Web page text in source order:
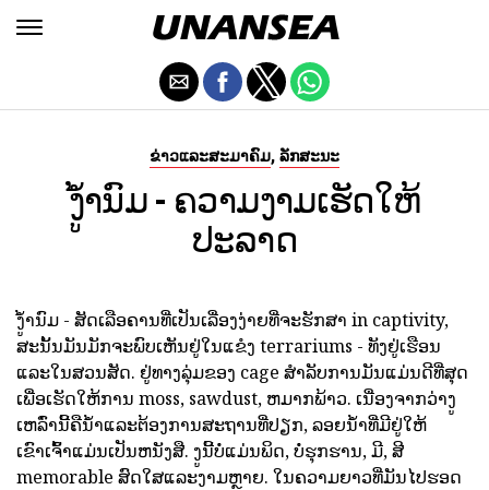
ຂ່າວແລະສະມາຄົມ, ລັກສະນະ
ງູ້ໍານົມ - ຄວາມງາມເຮັດໃຫ້
ປະລາດ
ງູ້ໍານົມ - ສັດເລືອຄານທີ່ເປັນເລື່ອງງ່າຍທີ່ຈະຮັກສາ in captivity,
ສະນັ້ນມັນມັກຈະພົບເຫັນຢູ່ໃນແຂໍງ terrariums - ທັງຢູ່ເຮືອນ
ແລະໃນສວນສັດ. ຢູ່ທາງລຸ່ມຂອງ cage ສໍາລັບການມັນແມ່ນດີທີ່ສຸດ
ເພື່ອເຮັດໃຫ້ການ moss, sawdust, ຫມາກພ້າວ. ເນື່ອງຈາກວ່າງູ
ເຫລົ່ານີ້ຄືນ້ໍາແລະຕ້ອງການສະຖານທີ່ປຽກ, ລອຍນ້ໍາທີ່ມີຢູ່ໃຫ້
ເຂົາເຈົ້າແມ່ນເປັນຫນັງສື. ງູນີ້ບໍ່ແມ່ນພິດ, ບໍ່ຮຸກຮານ, ມີ, ສີ
memorable ສົດໃສແລະງາມຫຼາຍ. ໃນຄວາມຍາວທີ່ມັນໄປຮອດ